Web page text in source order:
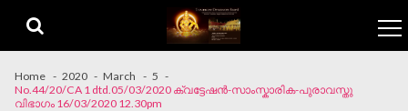
Home 2020 March
5
No.44/20/CA 1 dtd.05/03/2020 ക്വട്ടേഷന്‍-സാംസ്കാരിക-പുരാവസ്തു
വിഭാഗം 16/03/2020 12.30pm